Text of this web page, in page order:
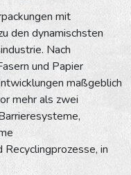
mit
den dynamischsten
Nach
und Papier
maßgeblich
mehr als zwei
in